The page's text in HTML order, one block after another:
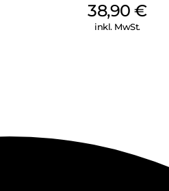
38,90€
inkl. MwSt.